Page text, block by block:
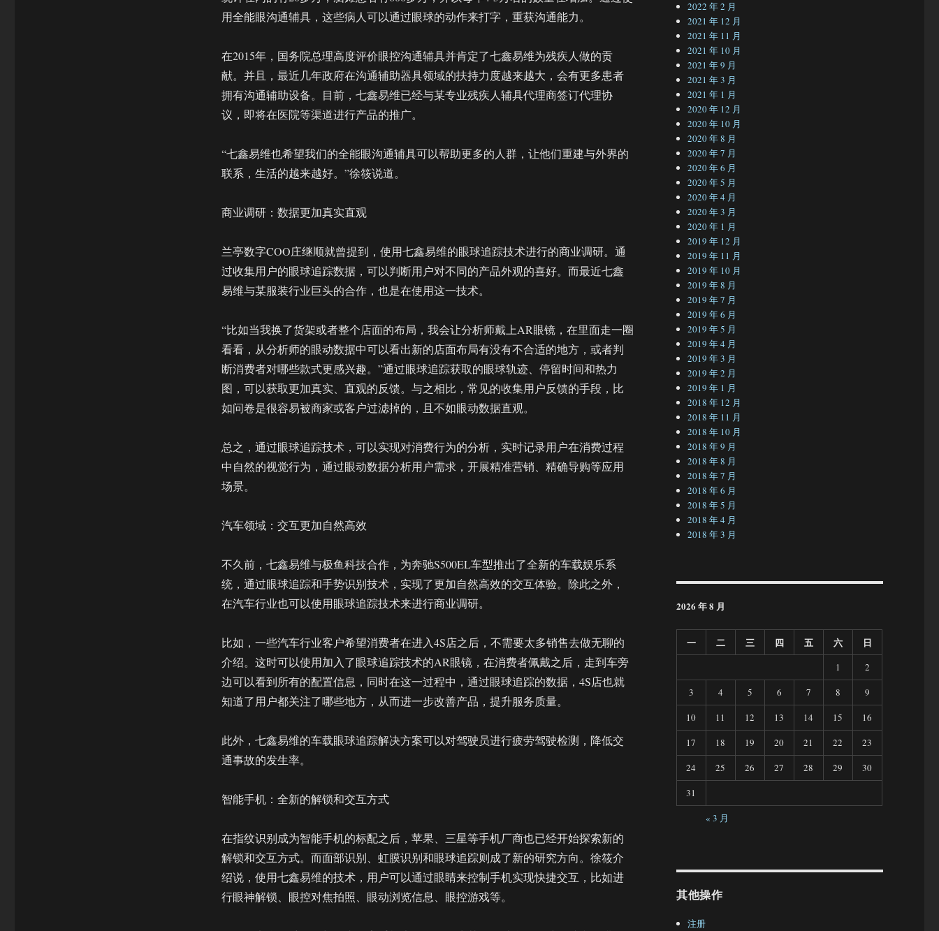
用全能眼沟通辅具，这些病人可以通过眼球的动作来打字，重获沟通能力。
在2015年，国务院总理高度评价眼控沟通辅具并肯定了七鑫易维为残疾人做的贡
献。并且，最近几年政府在沟通辅助器具领域的扶持力度越来越大，会有更多患者
拥有沟通辅助设备。目前，七鑫易维已经与某专业残疾人辅具代理商签订代理协
议，即将在医院等渠道进行产品的推广。
“七鑫易维也希望我们的全能眼沟通辅具可以帮助更多的人群，让他们重建与外界的
联系，生活的越来越好。”徐筱说道。
商业调研：数据更加真实直观
兰亭数字COO庄继顺就曾提到，使用七鑫易维的眼球追踪技术进行的商业调研。通
过收集用户的眼球追踪数据，可以判断用户对不同的产品外观的喜好。而最近七鑫
易维与某服装行业巨头的合作，也是在使用这一技术。
“比如当我换了货架或者整个店面的布局，我会让分析师戴上AR眼镜，在里面走一圈
看看，从分析师的眼动数据中可以看出新的店面布局有没有不合适的地方，或者判
断消费者对哪些款式更感兴趣。”通过眼球追踪获取的眼球轨迹、停留时间和热力
图，可以获取更加真实、直观的反馈。与之相比，常见的收集用户反馈的手段，比
如问卷是很容易被商家或客户过滤掉的，且不如眼动数据直观。
总之，通过眼球追踪技术，可以实现对消费行为的分析，实时记录用户在消费过程
中自然的视觉行为，通过眼动数据分析用户需求，开展精准营销、精确导购等应用
场景。
汽车领域：交互更加自然高效
不久前，七鑫易维与极鱼科技合作，为奔驰S500EL车型推出了全新的车载娱乐系
统，通过眼球追踪和手势识别技术，实现了更加自然高效的交互体验。除此之外，
在汽车行业也可以使用眼球追踪技术来进行商业调研。
比如，一些汽车行业客户希望消费者在进入4S店之后，不需要太多销售去做无聊的
介绍。这时可以使用加入了眼球追踪技术的AR眼镜，在消费者佩戴之后，走到车旁
边可以看到所有的配置信息，同时在这一过程中，通过眼球追踪的数据，4S店也就
知道了用户都关注了哪些地方，从而进一步改善产品，提升服务质量。
此外，七鑫易维的车载眼球追踪解决方案可以对驾驶员进行疲劳驾驶检测，降低交
通事故的发生率。
智能手机：全新的解锁和交互方式
在指纹识别成为智能手机的标配之后，苹果、三星等手机厂商也已经开始探索新的
解锁和交互方式。而面部识别、虹膜识别和眼球追踪则成了新的研究方向。徐筱介
绍说，使用七鑫易维的技术，用户可以通过眼睛来控制手机实现快捷交互，比如进
行眼神解锁、眼控对焦拍照、眼动浏览信息、眼控游戏等。
2022 年 2 月
2021 年 12 月
2021 年 11 月
2021 年 10 月
2021 年 9 月
2021 年 3 月
2021 年 1 月
2020 年 12 月
2020 年 10 月
2020 年 8 月
2020 年 7 月
2020 年 6 月
2020 年 5 月
2020 年 4 月
2020 年 3 月
2020 年 1 月
2019 年 12 月
2019 年 11 月
2019 年 10 月
2019 年 8 月
2019 年 7 月
2019 年 6 月
2019 年 5 月
2019 年 4 月
2019 年 3 月
2019 年 2 月
2019 年 1 月
2018 年 12 月
2018 年 11 月
2018 年 10 月
2018 年 9 月
2018 年 8 月
2018 年 7 月
2018 年 6 月
2018 年 5 月
2018 年 4 月
2018 年 3 月
2026 年 8 月
一 二 三 四 五 六 日
1
2
3
4 5 6 7 8
9
10
11 12 13 14 15
16
17
18 19 20 21 22
23
24
25 26 27 28 29
30
31
« 3 月
其他操作
注册